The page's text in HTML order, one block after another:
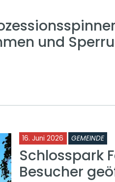
und
16. Juni 2026 GEMEINDE
Schlosspark
Besucher